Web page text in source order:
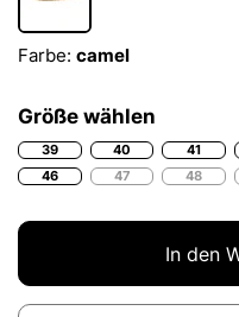
Farbe: camel
Größe wählen
39 40 41
46
47 48
In den